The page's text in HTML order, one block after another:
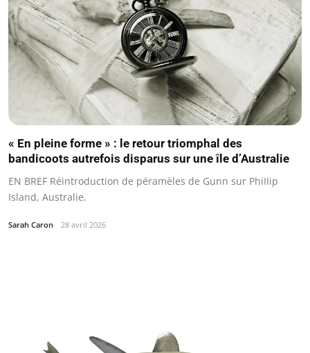
« En pleine forme » : le retour triomphal des
bandicoots autrefois disparus sur une île d’Australie
EN BREF Réintroduction de péramèles de Gunn sur PhiIIip
Island, Australie.
Sarah Caron 28 avril 2026